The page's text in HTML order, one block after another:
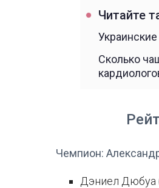
Читайте
Сколько
Чемпион:
Дэниел Дюбуа